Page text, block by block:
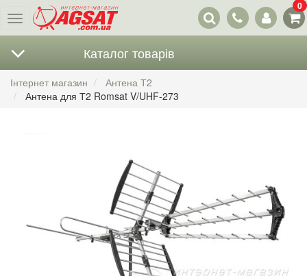
Меню
Наші
контакти
0
Каталог товарів
Інтернет магазин
Антена Т2
Антена для Т2 Romsat V/UHF-273